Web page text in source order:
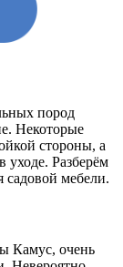
пород
Некоторые
стороны, а
уходе. Разберём
садовой мебели.
Камус, очень